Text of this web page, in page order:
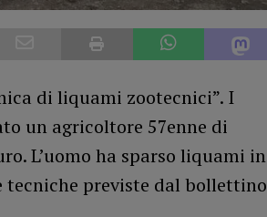
di liquami zootecnici”. I
un agricoltore 57enne di
L’uomo ha sparso liquami in
tecniche previste dal bollettino